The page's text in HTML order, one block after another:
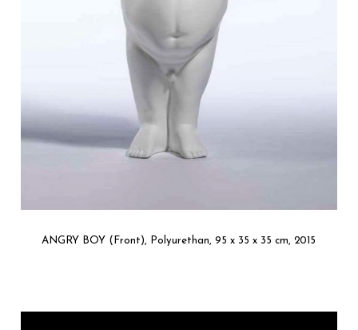
ANGRY BOY (Front), Polyurethan, 95 x 35 x 35 cm, 2015